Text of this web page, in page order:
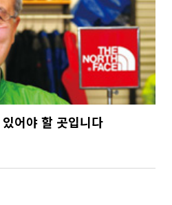
어야 할 곳입니다